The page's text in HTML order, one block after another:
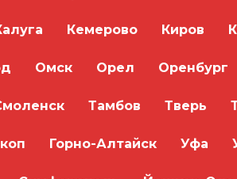
моих комментариев.
Кемерово Киров
Омск Орел Оренбург
Тамбов Тверь
Горно-Алтайск Уфа